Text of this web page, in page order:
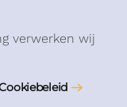
verwerken wij